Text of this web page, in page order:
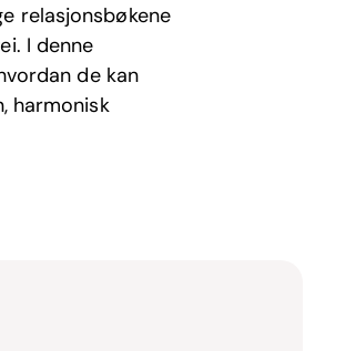
relasjonsbøkene
I denne
de kan
harmonisk